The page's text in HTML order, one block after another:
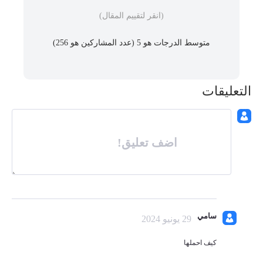
(انقر لتقييم المقال)
متوسط ​​الدرجات هو 5 (عدد المشاركين هو 256
)
التعليقات
اضف تعليق!
سامي 29 يونيو 2024
كيف احملها